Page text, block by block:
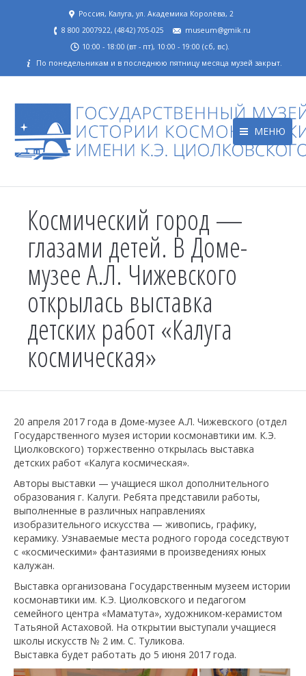
Россия, Калуга, ул. Академика Королёва, 2
8 800 2007922, (4842) 705-025
museum@gmik.ru
10:00 - 18:00 (вт - пт), 10:00 - 19:00 (сб, вс).
По понедельникам и в последнюю пятницу месяца музей закрыт.
МЕНЮ
Космический город —
глазами детей. В Доме-
музее А.Л. Чижевского
открылась выставка
детских работ «Калуга
космическая»
20 апреля 2017 года в Доме-музее А.Л. Чижевского (отдел
Государственного музея истории космонавтики им. К.Э.
Циолковского) торжественно открылась выставка
детских работ «Калуга космическая».
Авторы выставки — учащиеся школ дополнительного
образования г. Калуги. Ребята представили работы,
выполненные в различных направлениях
изобразительного искусства — живопись, графику,
керамику. Узнаваемые места родного города соседствуют
с «космическими» фантазиями в произведениях юных
калужан.
Выставка организована Государственным музеем истории
космонавтики им. К.Э. Циолковского и педагогом
семейного центра «Маматута», художником-керамистом
Татьяной Астаховой. На открытии выступали учащиеся
школы искусств № 2 им. С. Туликова.
Выставка будет работать до 5 июня 2017 года.